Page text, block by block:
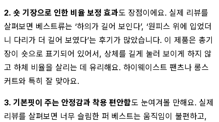
2. 숏 기장으로 인한 비율 보정 효과도 장점이에요. 실제 리뷰를
살펴보면 베스트류는 ‘하의가 길어 보인다’, ‘원피스 위에 입었더
니 다리가 더 길어 보였다’는 후기가 많았습니다. 이 제품은 총기
장이 숏으로 표기되어 있어서, 상체를 길게 눌러 보이게 하지 않
고 하체 비율을 살리는 데 유리해요. 하이웨이스트 팬츠나 롱스
커트와 특히 잘 맞아요.
3. 기본핏이 주는 안정감과 착용 편안함도 눈여겨볼 만해요. 실제
리뷰를 살펴보면 너무 슬림한 퍼 베스트는 움직임이 불편하고,